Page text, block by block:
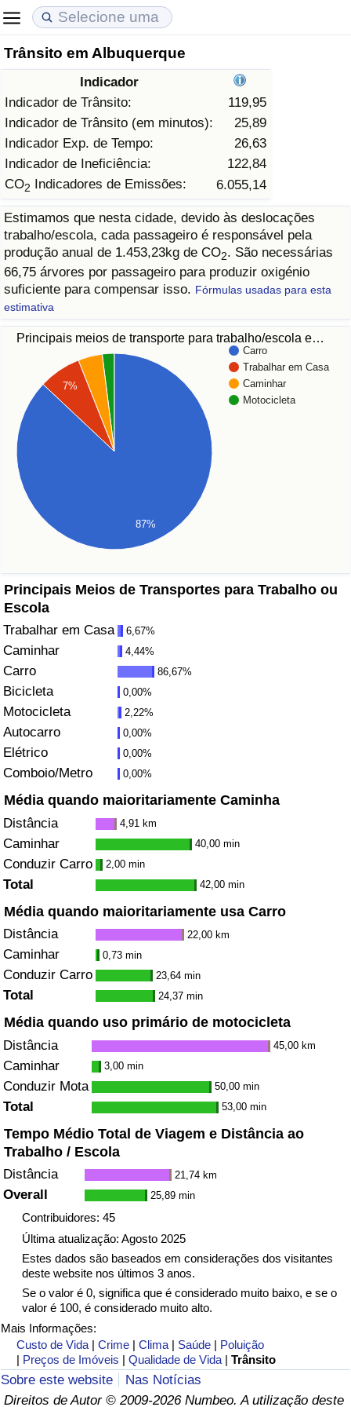
Trânsito em Albuquerque
Indicador
Indicador de Trânsito:
119,95
Indicador de Trânsito (em minutos):
25,89
Indicador Exp. de Tempo:
26,63
Indicador de Ineficiência:
122,84
CO2 Indicadores de Emissões: 6.055,14
Estimamos que nesta cidade, devido às deslocações
trabalho/escola, cada passageiro é responsável pela
produção anual de 1.453,23kg de CO2. São necessárias
66,75 árvores por passageiro para produzir oxigénio
suficiente para compensar isso. Fórmulas usadas para esta
estimativa
Principais meios de transporte para trabalho/escola e…
Carro
Trabalhar em Casa
Caminhar
Motocicleta
7%
87%
Principais Meios de Transportes para Trabalho ou
Escola
Trabalhar em Casa 6,67%
Caminhar 4,44%
Carro 86,67%
Bicicleta 0,00%
Motocicleta 2,22%
Autocarro 0,00%
Elétrico 0,00%
Comboio/Metro 0,00%
Média quando maioritariamente Caminha
Distância 4,91 km
Caminhar 40,00 min
Conduzir Carro 2,00 min
Total 42,00 min
Média quando maioritariamente usa Carro
Distância 22,00 km
Caminhar 0,73 min
Conduzir Carro 23,64 min
Total 24,37 min
Média quando uso primário de motocicleta
Distância 45,00 km
Caminhar 3,00 min
Conduzir Mota 50,00 min
Total 53,00 min
Tempo Médio Total de Viagem e Distância ao
Trabalho / Escola
Distância 21,74 km
Overall 25,89 min
Contribuidores: 45
Última atualização: Agosto 2025
Estes dados são baseados em considerações dos visitantes
deste website nos últimos 3 anos.
Se o valor é 0, significa que é considerado muito baixo, e se o
valor é 100, é considerado muito alto.
Mais Informações:
Custo de Vida |Crime |Clima | Saúde | Poluição
| Preços de Imóveis |Qualidade de Vida |Trânsito
Sobre este website
Nas Notícias
Direitos de Autor © 2009-2026 Numbeo. A utilização deste
Custo de Vida
Indicador de Custo de Vida (Atual)
Indicador de Custo de Vida
Indicador de Custo de Vida Por País
em Aqaba
Preços de Imóveis
Indicador de Preços de Imóveis (Atual)
Indicador de Preços de Imóveis
Indicador de Preços de Imóveis por País
Qualidade de Vida
Indicador de Qualidade de Vida
Indicador de Qualidade de Vida (Atual)
Índice de qualidade de vida por país
Crime
Taxa do Indicador de Crime (Atual)
Indicador de Crime
Índice de criminalidade por país
Saúde
Indicador de Saúde (Atual)
Indicador de Saúde
Indicador de Saúde por País
Poluição
Indicador de Poluição por País
Trânsito
Indicador de Trânsito
Indicador de Trânsito (Atual)
Indicador de Trânsito por País